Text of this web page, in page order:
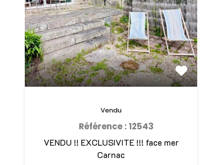
VENDU !! EXCLUSIVITE !!! face mer
Carnac
Vendu
Référence : 12543